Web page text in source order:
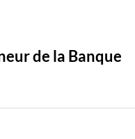
de la Banque